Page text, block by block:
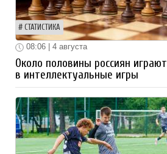
СТАТИСТИКА
08:06 | 4 августа
Около половины россиян играют
в интеллектуальные игры